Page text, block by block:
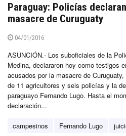
Paraguay: Policías
masacre de Curuguaty
04/01/2016
ASUNCIÓN.- Los suboficiales de la
Medina, declararon hoy como testigos
acusados por la masacre de
de 11 agricultores y seis policías y la
paraguayo Fernando Lugo. Hasta el
declaración...
campesinos Fernando Lugo